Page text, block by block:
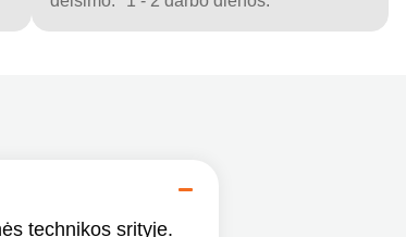
technikos srityje.